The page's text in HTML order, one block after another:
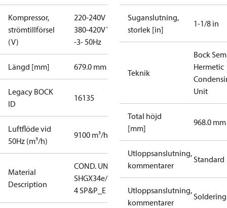
Kompressor,
strömtillförsel
(V)
220-240V D /
380-420V Y
-3- 50Hz
Längd [mm] 679.0 mm
Legacy BOCK
ID
16135
Luftflöde vid
50Hz (m³/h)
9100 m³/h
Material
Description
COND. UNIT
SHGX34e/255-
4 SP&P_E
Suganslutning,
storlek [in]
1-1/8 in
Teknik
Bock
Hermetic
Unit
Total höjd
[mm]
968.0 mm
Utloppsanslutning,
kommentarer
Standard
Utloppsanslutning,
kommentarer
Soldering